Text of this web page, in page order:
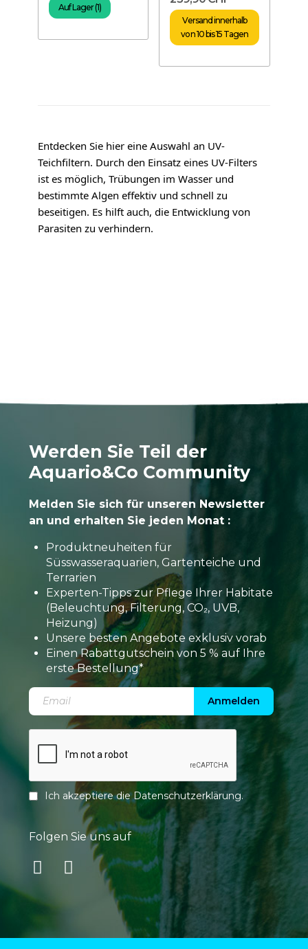
Auf Lager (1)
Versand innerhalb
von 10 bis 15 Tagen
Entdecken Sie hier eine Auswahl an UV-
Teichfiltern. Durch den Einsatz eines UV-Filters
ist es möglich, Trübungen im Wasser und
bestimmte Algen effektiv und schnell zu
beseitigen. Es hilft auch, die Entwicklung von
Parasiten zu verhindern.
Werden Sie Teil der
Aquario&Co Community
Melden Sie sich für unseren Newsletter
an und erhalten Sie jeden Monat :
Produktneuheiten für
Süsswasseraquarien, Gartenteiche und
Terrarien
Experten-Tipps zur Pflege Ihrer Habitate
(Beleuchtung, Filterung, CO₂, UVB,
Heizung)
Unsere besten Angebote exklusiv vorab
Einen Rabattgutschein von 5 % auf Ihre
erste Bestellung*
Anmelden
Ich akzeptiere dieDatenschutzerklärung.
Folgen Sie uns auf